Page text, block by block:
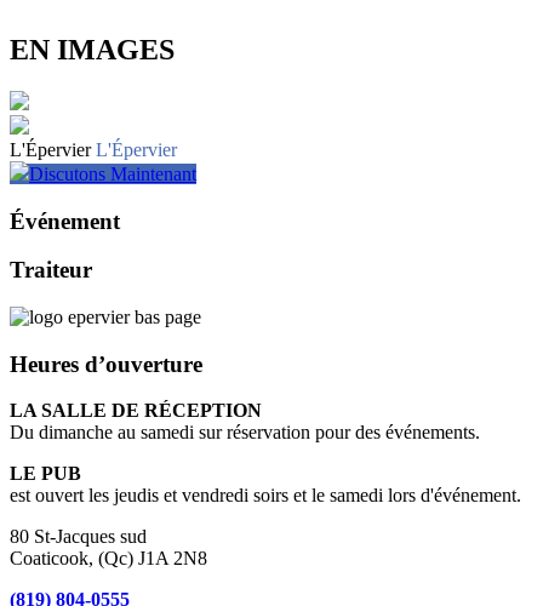
EN IMAGES
L'Épervier L'Épervier
Discutons Maintenant
Événement
Traiteur
Heures d’ouverture
LA SALLE DE RÉCEPTION
Du dimanche au samedi sur réservation pour des événements.
LE PUB
est ouvert les jeudis et vendredi soirs et le samedi lors d'événement.
80 St-Jacques sud
Coaticook, (Qc) J1A 2N8
(819) 804-0555